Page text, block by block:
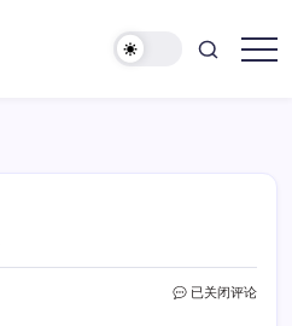
秋
已关闭评论